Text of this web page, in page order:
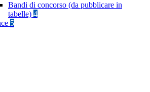
Bandi di concorso (da pubblicare in
tabelle) 4
5